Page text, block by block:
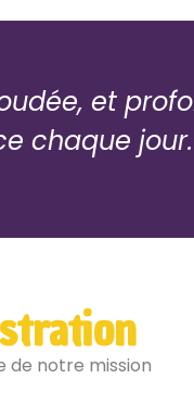
et
chaque jour.
de notre mission